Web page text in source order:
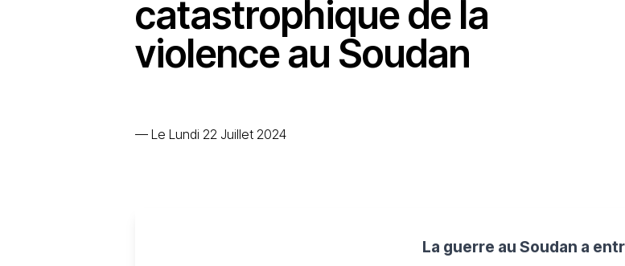
catastrophique de la
violence au Soudan
— Le Lundi 22 Juillet 2024
La guerre au Soudan a